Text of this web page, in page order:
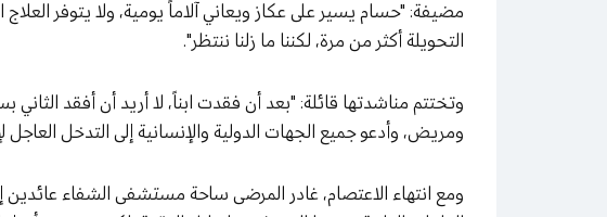
مضيفة: "حسام يسير على عكاز ويعاني آلاماً يومية، ولا يتوفر العلاج
التحويلة أكثر من مرة، لكننا ما زلنا ننتظر".
وتختتم مناشدتها قائلة: "بعد أن فقدت ابناً، لا أريد أن أفقد
ومريض، وأدعو جميع الجهات الدولية والإنسانية إلى التدخل العاجل
ومع انتهاء الاعتصام، غادر المرضى ساحة مستشفى الشفاء عائدين